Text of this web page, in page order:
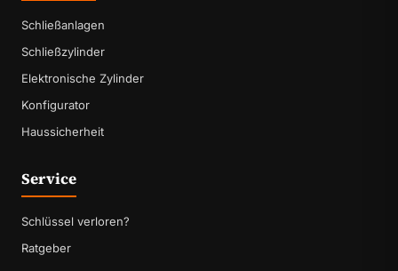
Schließanlagen
Schließzylinder
Elektronische Zylinder
Konfigurator
Haussicherheit
Service
Schlüssel verloren?
Ratgeber